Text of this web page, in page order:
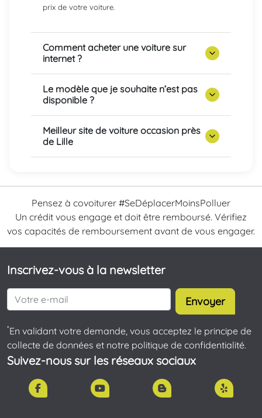
prix de votre voiture.
Comment acheter une voiture sur
internet ?
Le modèle que je souhaite n’est pas
disponible ?
Meilleur site de voiture occasion près
de Lille
Pensez à covoiturer #SeDéplacerMoinsPolluer
Un crédit vous engage et doit être remboursé. Vérifiez
vos capacités de remboursement avant de vous engager.
Inscrivez-vous à la newsletter
Envoyer
*En validant votre demande, vous acceptez le principe de
collecte de données et notre politique de confidentialité.
Suivez-nous sur les réseaux sociaux